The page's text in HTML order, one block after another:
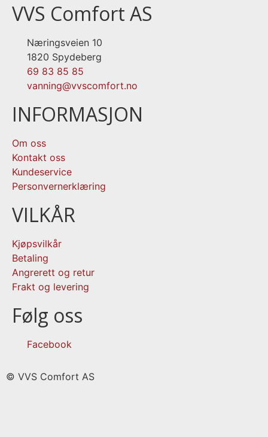
VVS Comfort AS
Næringsveien 10
1820 Spydeberg
69 83 85 85
vanning@vvscomfort.no
INFORMASJON
Om oss
Kontakt oss
Kundeservice
Personvernerklæring
VILKÅR
Kjøpsvilkår
Betaling
Angrerett og retur
Frakt og levering
Følg oss
Facebook
© VVS Comfort AS